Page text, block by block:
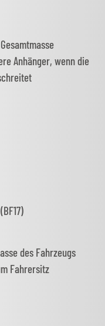
Anhänger, wenn die
des Fahrzeugs
Fahrersitz